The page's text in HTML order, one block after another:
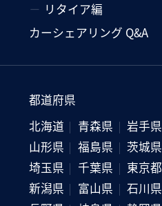
リタイア編
カーシェアリング Q&A
都道府県
北海道
青森県 岩手県
山形県
福島県 茨城県
埼玉県
千葉県 東京都
新潟県
富山県 石川県